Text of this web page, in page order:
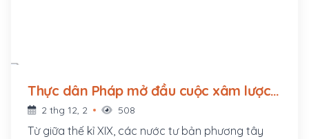
Thực dân Pháp mở đầu cuộc xâm lược
Việt Nam (1858 - ?)
2 thg 12, 2 508
Từ giữa thế kỉ XIX, các nước tư bản phương tây